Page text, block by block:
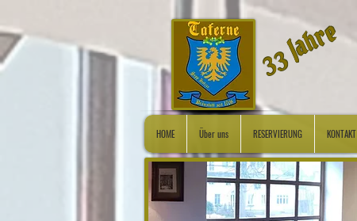
33
Jahre
HOME Über uns RESERVIERUNG KONTAKT